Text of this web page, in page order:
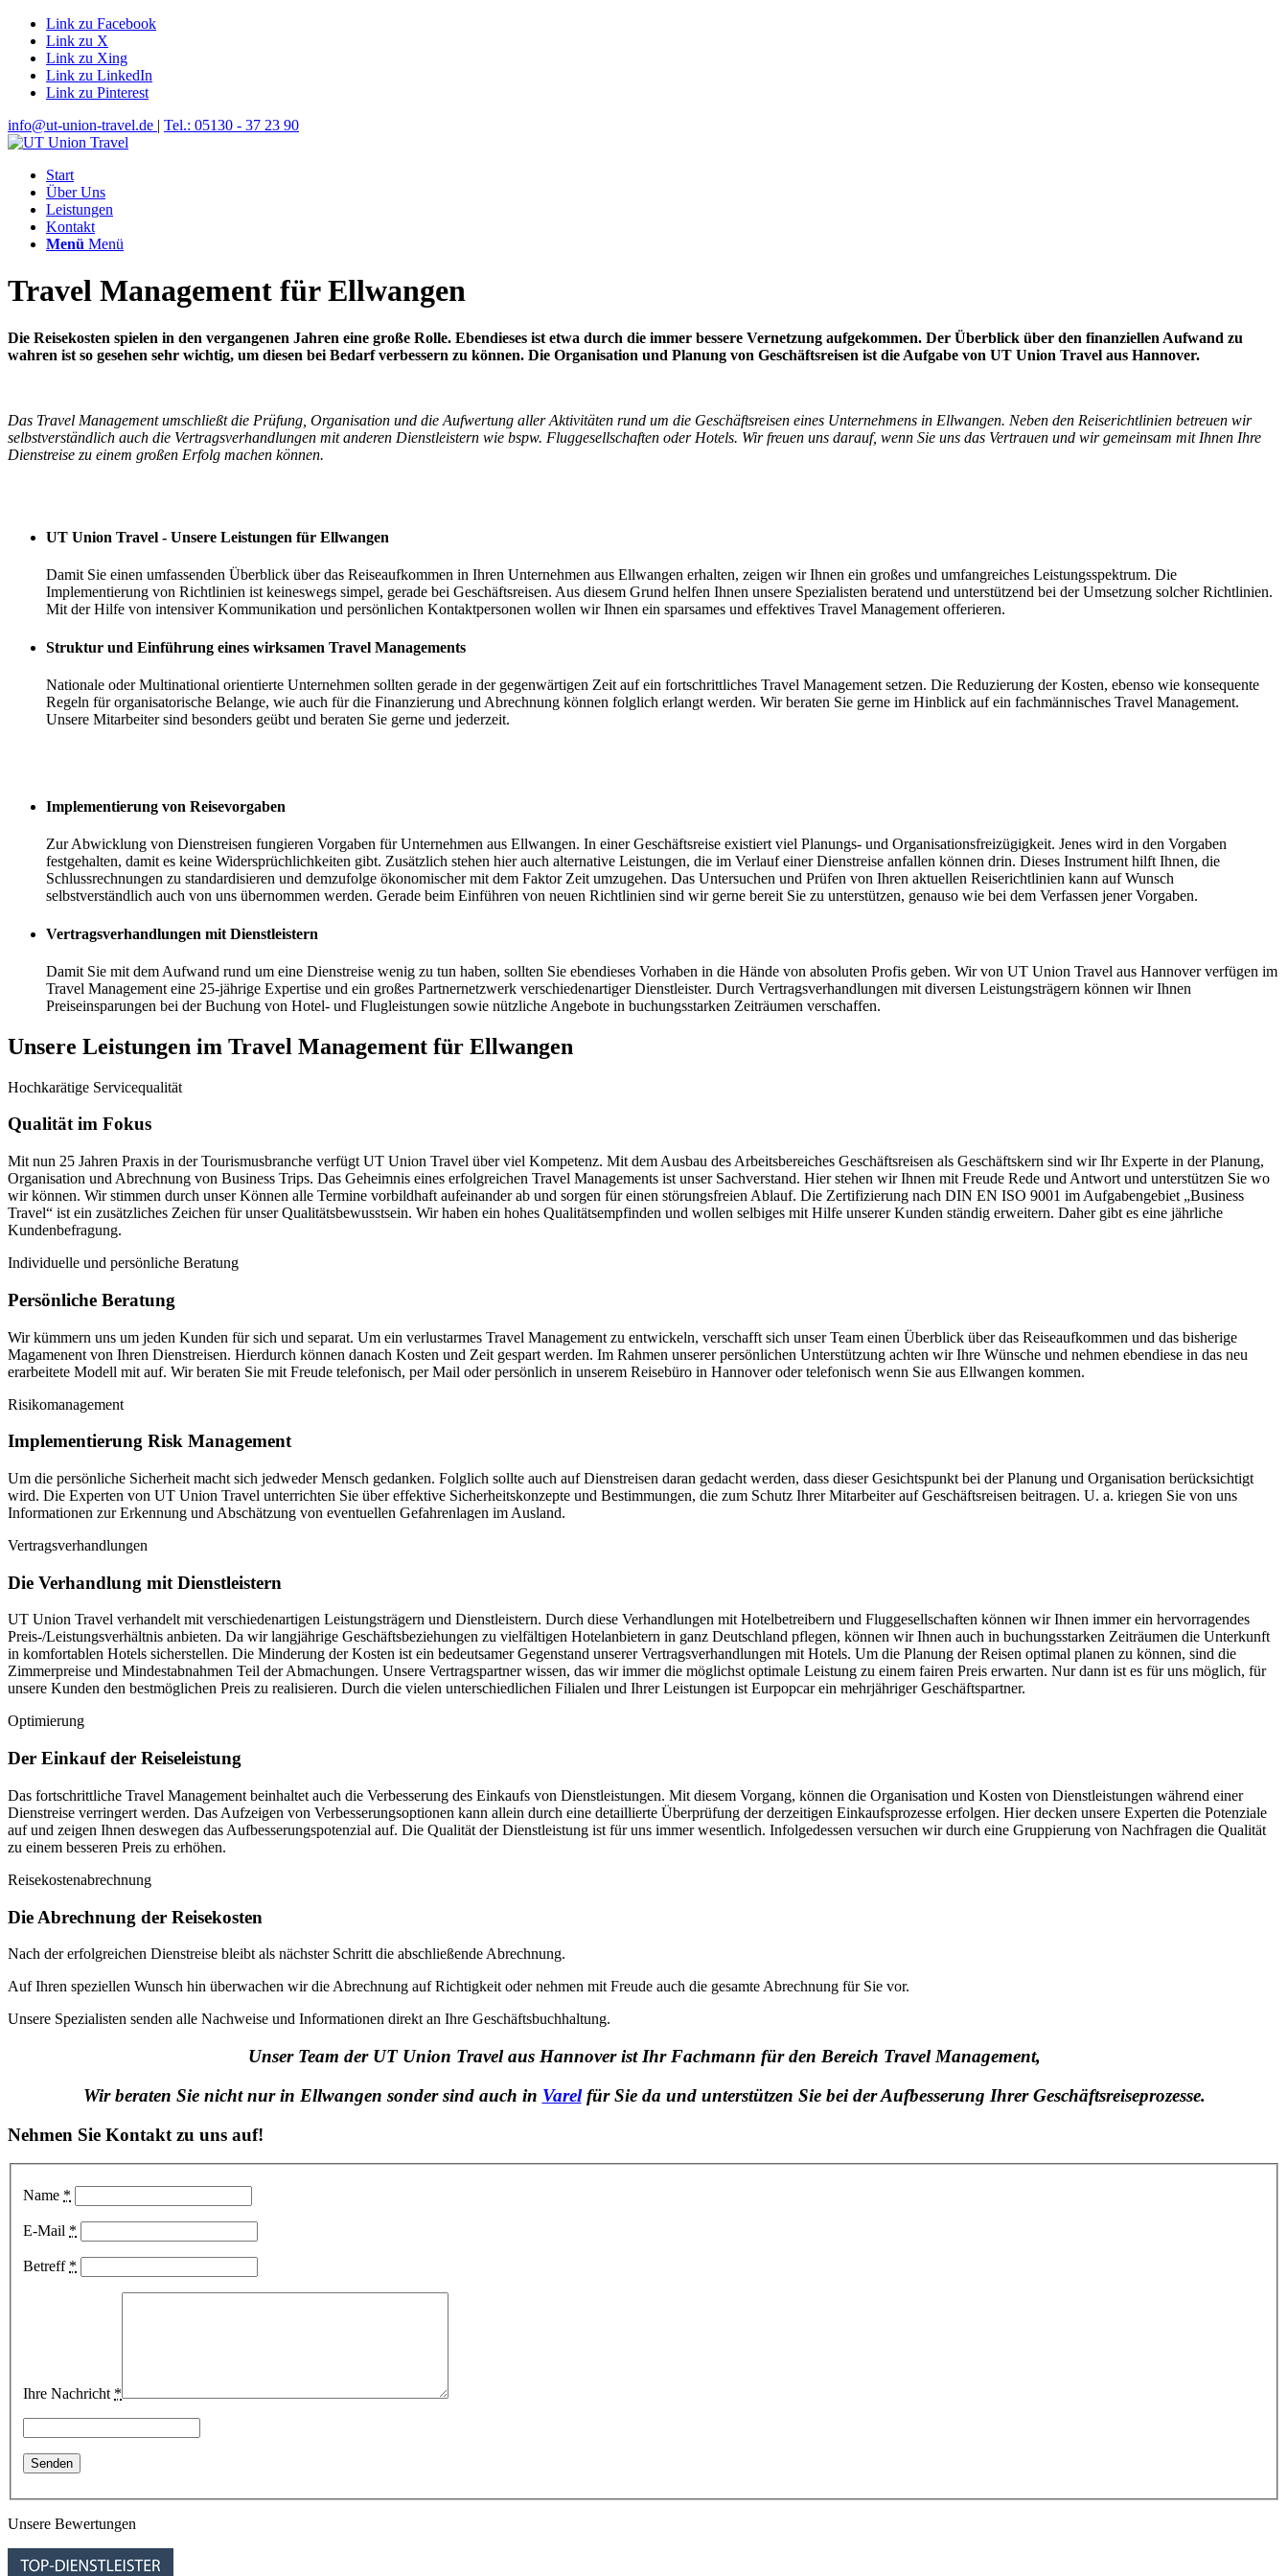
Link zu Facebook
Link zu X
Link zu Xing
Link zu LinkedIn
Link zu Pinterest
info@ut-union-travel.de | Tel.: 05130 - 37 23 90
Start
Über Uns
Leistungen
Kontakt
Menü Menü
Travel Management für Ellwangen
Die Reisekosten spielen in den vergangenen Jahren eine große Rolle. Ebendieses ist etwa durch die immer bessere Vernetzung aufgekommen. Der Überblick über den finanziellen Aufwand zu
wahren ist so gesehen sehr wichtig, um diesen bei Bedarf verbessern zu können. Die Organisation und Planung von Geschäftsreisen ist die Aufgabe von UT Union Travel aus Hannover.
Das Travel Management umschließt die Prüfung, Organisation und die Aufwertung aller Aktivitäten rund um die Geschäftsreisen eines Unternehmens in Ellwangen. Neben den Reiserichtlinien betreuen wir
selbstverständlich auch die Vertragsverhandlungen mit anderen Dienstleistern wie bspw. Fluggesellschaften oder Hotels. Wir freuen uns darauf, wenn Sie uns das Vertrauen und wir gemeinsam mit Ihnen Ihre
Dienstreise zu einem großen Erfolg machen können.
UT Union Travel - Unsere Leistungen für Ellwangen
Damit Sie einen umfassenden Überblick über das Reiseaufkommen in Ihren Unternehmen aus Ellwangen erhalten, zeigen wir Ihnen ein großes und umfangreiches Leistungsspektrum. Die
Implementierung von Richtlinien ist keineswegs simpel, gerade bei Geschäftsreisen. Aus diesem Grund helfen Ihnen unsere Spezialisten beratend und unterstützend bei der Umsetzung solcher Richtlinien.
Mit der Hilfe von intensiver Kommunikation und persönlichen Kontaktpersonen wollen wir Ihnen ein sparsames und effektives Travel Management offerieren.
Struktur und Einführung eines wirksamen Travel Managements
Nationale oder Multinational orientierte Unternehmen sollten gerade in der gegenwärtigen Zeit auf ein fortschrittliches Travel Management setzen. Die Reduzierung der Kosten, ebenso wie konsequente
Regeln für organisatorische Belange, wie auch für die Finanzierung und Abrechnung können folglich erlangt werden. Wir beraten Sie gerne im Hinblick auf ein fachmännisches Travel Management.
Unsere Mitarbeiter sind besonders geübt und beraten Sie gerne und jederzeit.
Implementierung von Reisevorgaben
Zur Abwicklung von Dienstreisen fungieren Vorgaben für Unternehmen aus Ellwangen. In einer Geschäftsreise existiert viel Planungs- und Organisationsfreizügigkeit. Jenes wird in den Vorgaben
festgehalten, damit es keine Widersprüchlichkeiten gibt. Zusätzlich stehen hier auch alternative Leistungen, die im Verlauf einer Dienstreise anfallen können drin. Dieses Instrument hilft Ihnen, die
Schlussrechnungen zu standardisieren und demzufolge ökonomischer mit dem Faktor Zeit umzugehen. Das Untersuchen und Prüfen von Ihren aktuellen Reiserichtlinien kann auf Wunsch
selbstverständlich auch von uns übernommen werden. Gerade beim Einführen von neuen Richtlinien sind wir gerne bereit Sie zu unterstützen, genauso wie bei dem Verfassen jener Vorgaben.
Vertragsverhandlungen mit Dienstleistern
Damit Sie mit dem Aufwand rund um eine Dienstreise wenig zu tun haben, sollten Sie ebendieses Vorhaben in die Hände von absoluten Profis geben. Wir von UT Union Travel aus Hannover verfügen im
Travel Management eine 25-jährige Expertise und ein großes Partnernetzwerk verschiedenartiger Dienstleister. Durch Vertragsverhandlungen mit diversen Leistungsträgern können wir Ihnen
Preiseinsparungen bei der Buchung von Hotel- und Flugleistungen sowie nützliche Angebote in buchungsstarken Zeiträumen verschaffen.
Unsere Leistungen im Travel Management für Ellwangen
Hochkarätige Servicequalität
Qualität im Fokus
Mit nun 25 Jahren Praxis in der Tourismusbranche verfügt UT Union Travel über viel Kompetenz. Mit dem Ausbau des Arbeitsbereiches Geschäftsreisen als Geschäftskern sind wir Ihr Experte in der Planung,
Organisation und Abrechnung von Business Trips. Das Geheimnis eines erfolgreichen Travel Managements ist unser Sachverstand. Hier stehen wir Ihnen mit Freude Rede und Antwort und unterstützen Sie wo
wir können. Wir stimmen durch unser Können alle Termine vorbildhaft aufeinander ab und sorgen für einen störungsfreien Ablauf. Die Zertifizierung nach DIN EN ISO 9001 im Aufgabengebiet „Business
Travel“ ist ein zusätzliches Zeichen für unser Qualitätsbewusstsein. Wir haben ein hohes Qualitätsempfinden und wollen selbiges mit Hilfe unserer Kunden ständig erweitern. Daher gibt es eine jährliche
Kundenbefragung.
Individuelle und persönliche Beratung
Persönliche Beratung
Wir kümmern uns um jeden Kunden für sich und separat. Um ein verlustarmes Travel Management zu entwickeln, verschafft sich unser Team einen Überblick über das Reiseaufkommen und das bisherige
Magamenent von Ihren Dienstreisen. Hierdurch können danach Kosten und Zeit gespart werden. Im Rahmen unserer persönlichen Unterstützung achten wir Ihre Wünsche und nehmen ebendiese in das neu
erarbeitete Modell mit auf. Wir beraten Sie mit Freude telefonisch, per Mail oder persönlich in unserem Reisebüro in Hannover oder telefonisch wenn Sie aus Ellwangen kommen.
Risikomanagement
Implementierung Risk Management
Um die persönliche Sicherheit macht sich jedweder Mensch gedanken. Folglich sollte auch auf Dienstreisen daran gedacht werden, dass dieser Gesichtspunkt bei der Planung und Organisation berücksichtigt
wird. Die Experten von UT Union Travel unterrichten Sie über effektive Sicherheitskonzepte und Bestimmungen, die zum Schutz Ihrer Mitarbeiter auf Geschäftsreisen beitragen. U. a. kriegen Sie von uns
Informationen zur Erkennung und Abschätzung von eventuellen Gefahrenlagen im Ausland.
Vertragsverhandlungen
Die Verhandlung mit Dienstleistern
UT Union Travel verhandelt mit verschiedenartigen Leistungsträgern und Dienstleistern. Durch diese Verhandlungen mit Hotelbetreibern und Fluggesellschaften können wir Ihnen immer ein hervorragendes
Preis-/Leistungsverhältnis anbieten. Da wir langjährige Geschäftsbeziehungen zu vielfältigen Hotelanbietern in ganz Deutschland pflegen, können wir Ihnen auch in buchungsstarken Zeiträumen die Unterkunft
in komfortablen Hotels sicherstellen. Die Minderung der Kosten ist ein bedeutsamer Gegenstand unserer Vertragsverhandlungen mit Hotels. Um die Planung der Reisen optimal planen zu können, sind die
Zimmerpreise und Mindestabnahmen Teil der Abmachungen. Unsere Vertragspartner wissen, das wir immer die möglichst optimale Leistung zu einem fairen Preis erwarten. Nur dann ist es für uns möglich, für
unsere Kunden den bestmöglichen Preis zu realisieren. Durch die vielen unterschiedlichen Filialen und Ihrer Leistungen ist Eurpopcar ein mehrjähriger Geschäftspartner.
Optimierung
Der Einkauf der Reiseleistung
Das fortschrittliche Travel Management beinhaltet auch die Verbesserung des Einkaufs von Dienstleistungen. Mit diesem Vorgang, können die Organisation und Kosten von Dienstleistungen während einer
Dienstreise verringert werden. Das Aufzeigen von Verbesserungsoptionen kann allein durch eine detaillierte Überprüfung der derzeitigen Einkaufsprozesse erfolgen. Hier decken unsere Experten die Potenziale
auf und zeigen Ihnen deswegen das Aufbesserungspotenzial auf. Die Qualität der Dienstleistung ist für uns immer wesentlich. Infolgedessen versuchen wir durch eine Gruppierung von Nachfragen die Qualität
zu einem besseren Preis zu erhöhen.
Reisekostenabrechnung
Die Abrechnung der Reisekosten
Nach der erfolgreichen Dienstreise bleibt als nächster Schritt die abschließende Abrechnung.
Auf Ihren speziellen Wunsch hin überwachen wir die Abrechnung auf Richtigkeit oder nehmen mit Freude auch die gesamte Abrechnung für Sie vor.
Unsere Spezialisten senden alle Nachweise und Informationen direkt an Ihre Geschäftsbuchhaltung.
Unser Team der UT Union Travel aus Hannover ist Ihr Fachmann für den Bereich Travel Management,
Wir beraten Sie nicht nur in Ellwangen sonder sind auch in Varelfür Sie da und unterstützen Sie bei der Aufbesserung Ihrer Geschäftsreiseprozesse.
Nehmen Sie Kontakt zu uns auf!
Name *
E-Mail *
Betreff *
Ihre Nachricht *
Unsere Bewertungen